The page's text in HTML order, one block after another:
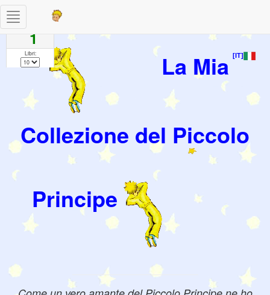
[IT]
La Mia
Collezione del Piccolo
Principe
Toggle
navigation
Pagine
1
Libri: